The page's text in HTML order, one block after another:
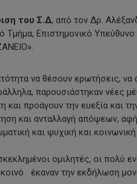
του Σ.Δ, από τον Δρ.
Επιστημονικό Υπεύθυνο
να θέσουν ερωτήσεις, να
παρουσιάστηκαν νέες
και προάγουν την ευεξία και
και ανταλλαγή απόψεων,
και ψυχική και κοινωνική
ομιλητές, οι πολύ
έκαναν την εκδήλωση